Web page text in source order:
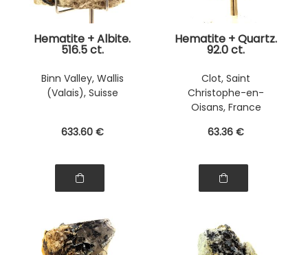
Hematite + Albite.
516.5 ct.
Binn Valley, Wallis
(Valais), Suisse
633.60 €
Hematite + Quartz.
92.0 ct.
Clot, Saint
Christophe-en-
Oisans, France
63.36 €